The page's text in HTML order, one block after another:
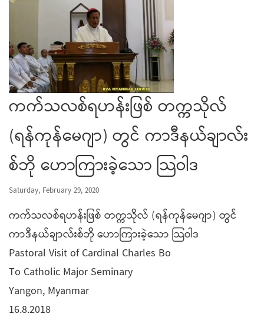
ကက်သလစ်ရဟန်းဖြစ် တက္ကသိုလ်
(ရန်ကုန်မေဂျာ) တွင် ကာဒီနယ်ချာလ်း
စ်ဘို ဟောကြားခဲ့သော သြဝါဒ
Saturday, February 29, 2020
ကက်သလစ်ရဟန်းဖြစ် တက္ကသိုလ် (ရန်ကုန်မေဂျာ) တွင်
ကာဒီနယ်ချာလ်းစ်ဘို ဟောကြားခဲ့သော သြဝါဒ
Pastoral Visit of Cardinal Charles Bo
To Catholic Major Seminary
Yangon, Myanmar
16.8.2018